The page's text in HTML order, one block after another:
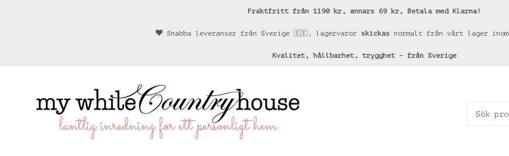
Fraktfritt från 1190 kr, annars 69 kr, Betala med Klarna!
Snabba leveranser från Sverige 🇸🇪, lagervaror skickas normalt från vårt lager inom
Kvalitet, hållbarhet, trygghet – från Sverige
lantlig inredning för ett personligt hem